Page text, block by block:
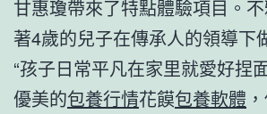
甘惠瓊帶來了特點體驗項目。
著4歲的兒子在傳承人的領導下
“孩子日常平凡在家里就愛好捏
優美的包養行情花饃包養軟體